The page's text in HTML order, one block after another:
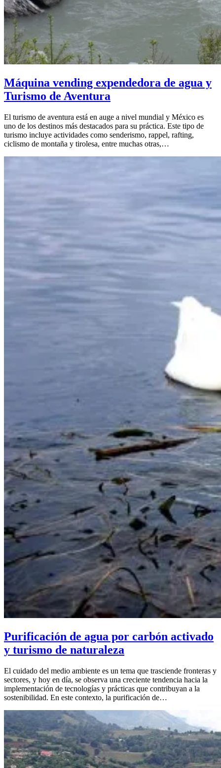
Máquina vending expendedora de agua y
Turismo de Aventura
El turismo de aventura está en auge a nivel mundial y México es
uno de los destinos más destacados para su práctica. Este tipo de
turismo incluye actividades como senderismo, rappel, rafting,
ciclismo de montaña y tirolesa, entre muchas otras,…
Purificación de agua por carbón activado
y turismo de naturaleza
El cuidado del medio ambiente es un tema que trasciende fronteras y
sectores, y hoy en día, se observa una creciente tendencia hacia la
implementación de tecnologías y prácticas que contribuyan a la
sostenibilidad. En este contexto, la purificación de…